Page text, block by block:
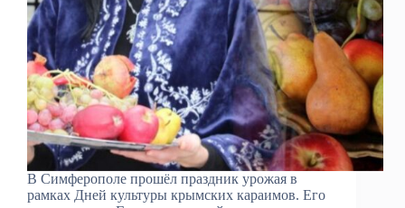
В Симферополе прошёл праздник урожая в
рамках Дней культуры крымских караимов. Его